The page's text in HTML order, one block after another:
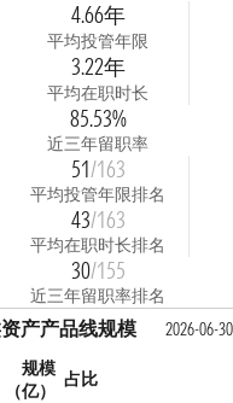
4.66年
平均投管年限
3.22年
平均在职时长
85.53%
近三年留职率
51/163
平均投管年限排名
43/163
平均在职时长排名
30/155
近三年留职率排名
产产品线规模
2026-06-30
规模
（亿）
占比